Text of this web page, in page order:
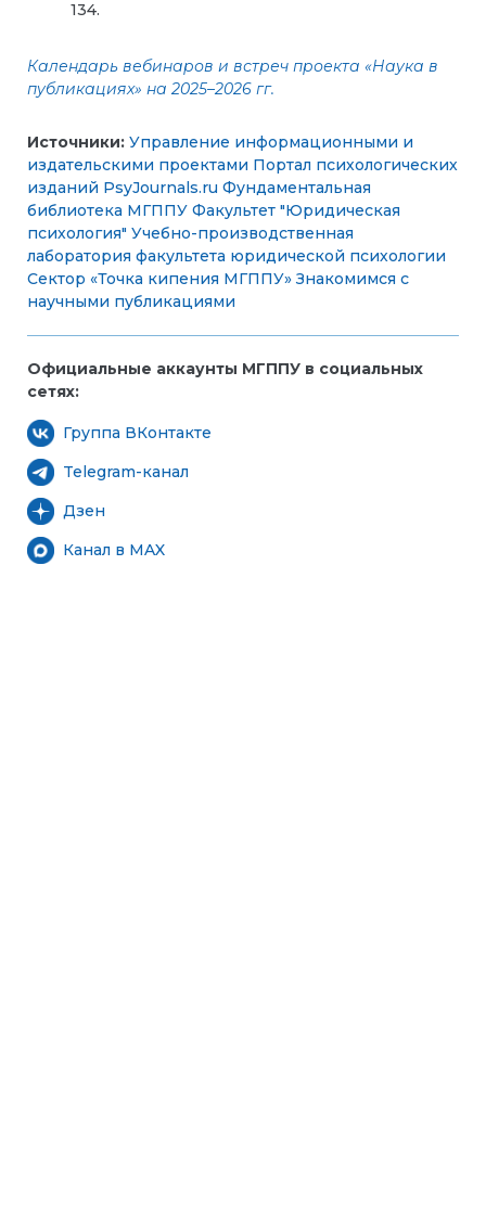
134.
Календарь вебинаров и встреч проекта «Наука в
публикациях» на 2025–2026 гг.
Источники: Управление информационными и
издательскими проектами Портал психологических
изданий PsyJournals.ru Фундаментальная
библиотека МГППУ Факультет "Юридическая
психология" Учебно-производственная
лаборатория факультета юридической психологии
Сектор «Точка кипения МГППУ» Знакомимся с
научными публикациями
Официальные аккаунты МГППУ в социальных
сетях:
Группа ВКонтакте
Telegram-канал
Дзен
Канал в MAX